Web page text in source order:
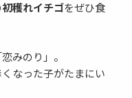
初穫れイチゴをぜひ食
みのり」。
なった子がたまにい